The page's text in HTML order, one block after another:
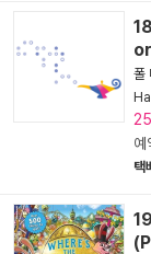
폴
예
택